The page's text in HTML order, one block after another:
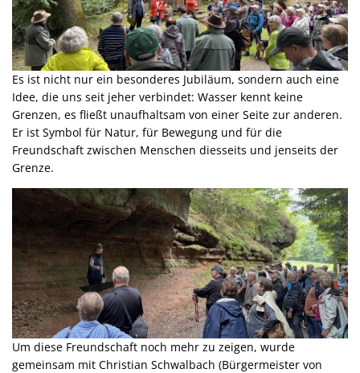
Es ist nicht nur ein besonderes Jubiläum, sondern auch eine
Idee, die uns seit jeher verbindet: Wasser kennt keine
Grenzen, es fließt unaufhaltsam von einer Seite zur anderen.
Er ist Symbol für Natur, für Bewegung und für die
Freundschaft zwischen Menschen diesseits und jenseits der
Grenze.
Um diese Freundschaft noch mehr zu zeigen, wurde
gemeinsam mit Christian Schwalbach (Bürgermeister von